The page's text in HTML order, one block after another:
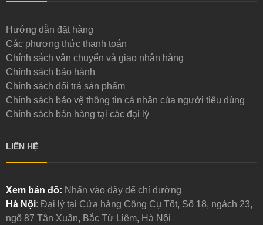
Hướng dẫn đặt hàng
Các phương thức thanh toán
Chính sách vận chuyển và giao nhận hàng
Chính sách bảo hành
Chính sách đổi trả sản phẩm
Chính sách bảo vệ thông tin cá nhân của người tiêu dùng
Chính sách bán hàng tại các đại lý
LIÊN HỆ
Xem bản đồ: Nhấn vào đây để chỉ đường
Hà Nội: Đại lý tại Cửa hàng Công Cụ Tốt, Số 18, ngách 23,
ngõ 87 Tân Xuân, Bắc Từ Liêm, Hà Nội